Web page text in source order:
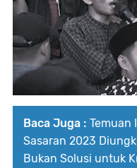
Baca Juga : Temuan
Sasaran 2023
Bukan Solusi untuk